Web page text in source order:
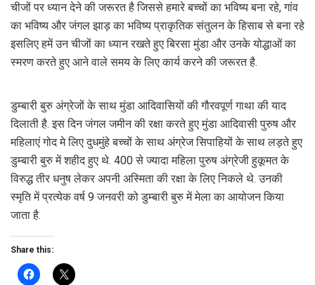
चीजों पर ध्यान देने की जरूरत है जिससे हमारे बच्चों का भविष्य बना रहे, गांव
का भविष्य और जंगल झाड़ का भविष्य प्राकृतिक संतुलन के हिसाब से बना रहे
इसलिए हमें उन चीजों का ध्यान रखते हुए बिरसा मुंडा और उनके योद्धाओं का
स्मरण करते हुए आने वाले समय के लिए कार्य करने की जरूरत है.
डुम्बारी बुरु अंग्रेजों के साथ मुंडा आदिवासियों की गौरवपूर्ण गाथा की याद
दिलाती है. इस दिन जंगल जमीन की रक्षा करते हुए मुंडा आदिवासी पुरुष और
महिलाएं गोद मे लिए दुधमुंहे बच्चों के साथ अंग्रेज सिपाहियों के साथ लड़ते हुए
डुम्बारी बुरु में शहीद हुए थे. 400 से ज्यादा महिला पुरुष अंग्रेजी हुकूमत के
विरुद्ध तीर धनुष लेकर अपनी अस्मिता की रक्षा के लिए निकले थे. उनकी
स्मृति में प्रत्येक वर्ष 9 जनवरी को डुम्बारी बुरु में मेला का आयोजन किया
जाता है.
Share this: